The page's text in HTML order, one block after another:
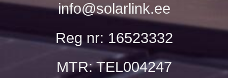
info@solarlink.ee
Reg nr: 16523332
MTR: TEL004247